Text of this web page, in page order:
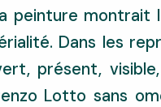
peinture montrait
Dans les
présent,
Lotto sans